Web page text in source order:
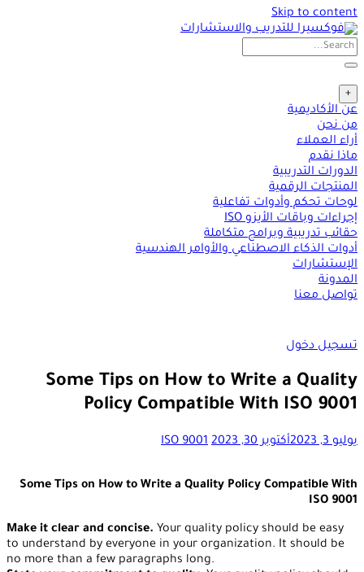
Skip to content
+
عن الأكاديمية
من نحن
أراء العملاء
ماذا نقدم
الدورات التدريبية
المنتجات الرقمية
لوحات تحكم وأدوات تفاعلية
إجراءات وباقات الأيزو ISO
حقائب تدريبية وبرامج متكاملة
أدوات الذكاء الاصطناعي والأوامر الهندسية
الإستشارات
المدونة
تواصل معنا
تسجيل دخول
Some Tips on How to Write a Quality
Policy Compatible With ISO 9001
يوليو 3, 2023 أكتوبر 30, 2023 ISO 9001
Some Tips on How to Write a Quality Policy Compatible With
ISO 9001
Make it clear and concise.Your quality policy should be easy
to understand by everyone in your organization. It should be
no more than a few paragraphs long.